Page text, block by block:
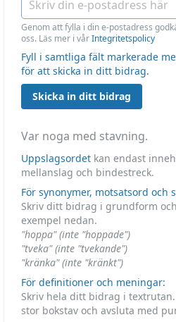
Genom att fylla i din e-postadress
oss. Läs mer i vårIntegritetspolicy
Fyll i samtliga fält markerade
för att skicka in ditt bidrag.
Skicka in ditt bidrag
Var noga med stavning.
Uppslagsordet kan endast
mellanslag och bindestreck.
För synonymer, motsatsord och
Skriv ditt bidrag i grundform
exempel nedan.
"hoppa" (inte "hoppade")
"tveka" (inte "tvekande")
"kränka" (inte "kränkt")
För definitioner och meningar:
Skriv hela ditt bidrag i
stor bokstav och avsluta med